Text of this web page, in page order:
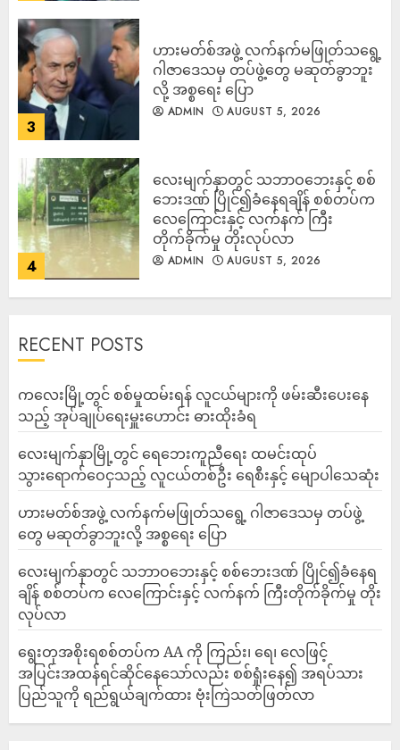
3
ဟားမတ်စ်အဖွဲ့ လက်နက်မဖြုတ်သရွေ့
ဂါဇာဒေသမှ တပ်ဖွဲ့တွေ မဆုတ်ခွာဘူး
လို့ အစ္စရေး ပြော
ADMIN AUGUST 5, 2026
4
‎လေးမျက်နှာတွင် သဘာဝဘေးနှင့် စစ်
ဘေးဒဏ် ပြိုင်၍ခံနေရချိန် စစ်တပ်က
လေကြောင်းနှင့် လက်နက် ကြီး
တိုက်ခိုက်မှု တိုးလုပ်လာ
ADMIN AUGUST 5, 2026
RECENT POSTS
ကလေးမြို့တွင် စစ်မှုထမ်းရန် လူငယ်များကို ဖမ်းဆီးပေးနေ
သည့် အုပ်ချုပ်ရေးမှူးဟောင်း ဓားထိုးခံရ
လေးမျက်နှာမြို့တွင် ရေဘေးကူညီရေး ထမင်းထုပ်
သွားရောက်ဝေငှသည့် လူငယ်တစ်ဦး ရေစီးနှင့် မျောပါသေဆုံး
ဟားမတ်စ်အဖွဲ့ လက်နက်မဖြုတ်သရွေ့ ဂါဇာဒေသမှ တပ်ဖွဲ့
တွေ မဆုတ်ခွာဘူးလို့ အစ္စရေး ပြော
‎လေးမျက်နှာတွင် သဘာဝဘေးနှင့် စစ်ဘေးဒဏ် ပြိုင်၍ခံနေရ
ချိန် စစ်တပ်က လေကြောင်းနှင့် လက်နက် ကြီးတိုက်ခိုက်မှု တိုး
လုပ်လာ
ရွေးတုအစိုးရစစ်တပ်က AA ကို ကြည်း၊ ရေ၊ လေဖြင့်
အပြင်းအထန်ရင်ဆိုင်နေသော်လည်း စစ်ရှုံးနေ၍ အရပ်သား
ပြည်သူကို ရည်ရွယ်ချက်ထား ဗုံးကြဲသတ်ဖြတ်လာ